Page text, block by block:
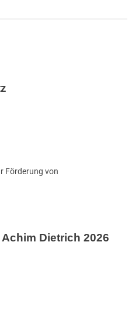
Dietrich 2026